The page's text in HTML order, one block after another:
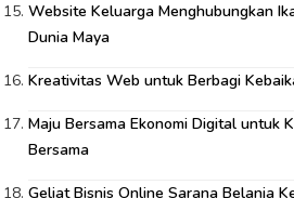
Website Keluarga Menghubungkan
Dunia Maya
Kreativitas Web untuk Berbagi
Maju Bersama Ekonomi Digital untuk
Bersama
Geliat Bisnis Online Sarana Belanja